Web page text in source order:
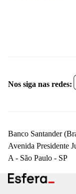
Nos siga nas redes:
Banco Santander
Avenida Presidente
A - São Paulo - SP